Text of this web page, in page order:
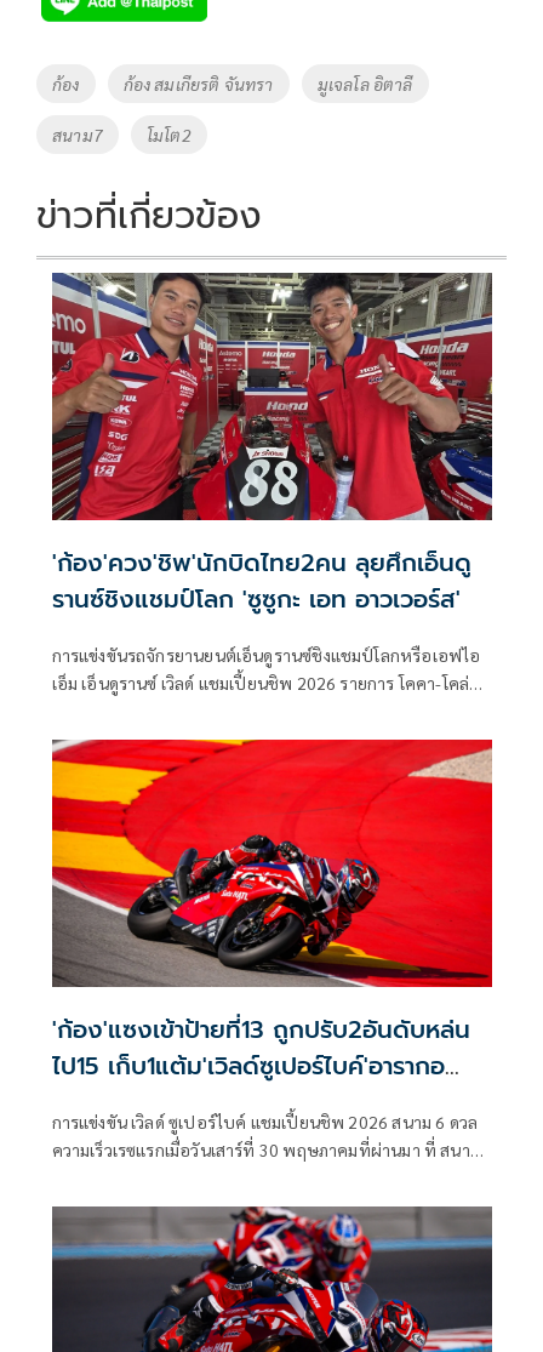
b
o
k
er y
Li
n
k
Tags
ก้อง ก้อง สมเกียรติ จันทรา มูเจลโล อิตาลี
สนาม7 โมโต2
ข่าวที่เกี่ยวข้อง
'ก้อง'ควง'ชิพ'นักบิดไทย2คน ลุยศึกเอ็นดู
รานซ์ชิงแชมป์โลก 'ซูซูกะ เอท อาวเวอร์ส'
การแข่งขันรถจักรยานยนต์เอ็นดูรานซ์ชิงแชมป์โลกหรือเอฟไอ
เอ็ม เอ็นดูรานซ์ เวิลด์ แชมเปี้ยนชิพ 2026 รายการ โคคา-โคล่า
ขึ้นในวันที่ 3-5 กรกฎาคม ณ สนามซูซูกะ เซอร์กิต ประเทศญี่ปุ่น
โดยในปีนี้นับเป็นครั้งแรกในประวัติศาสตร์ที่มีนักแข่งไทยจาก
“ฮอนด้า เรซซิ่ง ไทยแลนด์” เข้าร่วมการแข่งขันพร้อมกันถึง 2 คน
ซึ่งก็คือ “ก้อง” สมเกียรติ จันทรา และ “ชิพ” นครินทร์ อธิรัฐภูว
'ก้อง'แซงเข้าป้ายที่13 ถูกปรับ2อันดับหล่น
ไป15 เก็บ1แต้ม'เวิลด์ซูเปอร์ไบค์'อารากอ
การแข่งขัน เวิลด์ ซูเปอร์ไบค์ แชมเปี้ยนชิพ 2026 สนาม 6 ดวล
ความเร็วเรซแรกเมื่อวันเสาร์ที่ 30 พฤษภาคมที่ผ่านมา ที่ สนาม